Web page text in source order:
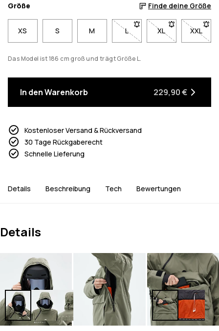
Größe Finde deine Größe
XS S M L- Größe L nicht verfügbar.
XL- Größe XL nicht
XXL
-
Das Model ist 186 cm groß und trägt Größe L.
In den Warenkorb 229,90 €
Kostenloser Versand & Rückversand
30 Tage Rückgaberecht
Schnelle Lieferung
Details Beschreibung Tech Bewertungen
Details